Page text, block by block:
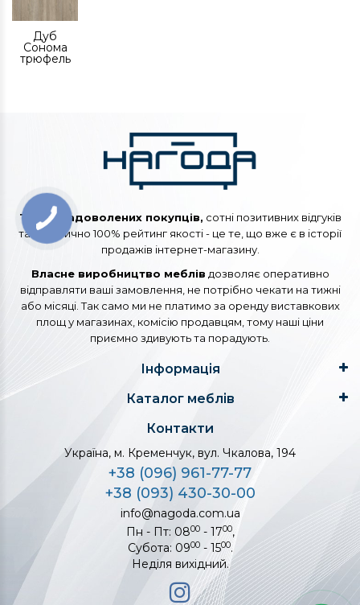
Дуб
Сонома
трюфель
Тисячі задоволених покупців, сотні позитивних відгуків
та практично 100% рейтинг якості - це те, що вже є в історії
продажів інтернет-магазину.
Власне виробництво меблів дозволяє оперативно
відправляти ваші замовлення, не потрібно чекати на тижні
або місяці. Так само ми не платимо за оренду виставкових
площ у магазинах, комісію продавцям, тому наші ціни
приємно здивують та порадують.
Інформація
Каталог меблів
Контакти
Україна, м. Кременчук, вул. Чкалова, 194
+38 (096) 961-77-77
+38 (093) 430-30-00
info@nagoda.com.ua
Пн - Пт: 0800- 1700,
Субота: 0900- 1500.
Неділя вихідний.